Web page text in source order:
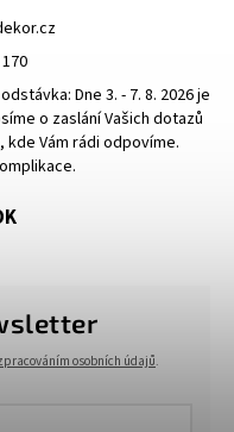
osobních údajů.
Dne 3. - 7. 8. 2026 je
o zaslání Vašich dotazů
kde Vám rádi odpovíme.